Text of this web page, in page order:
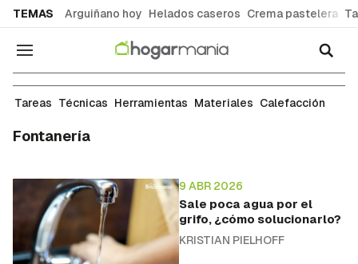
TEMAS Arguiñano hoy Helados caseros Crema pastelera
Navegación
Tareas Técnicas Herramientas Materiales Calefacción
Fontanería
9 ABR 2026
Sale poca agua por el
grifo, ¿cómo solucionarlo?
KRISTIAN PIELHOFF